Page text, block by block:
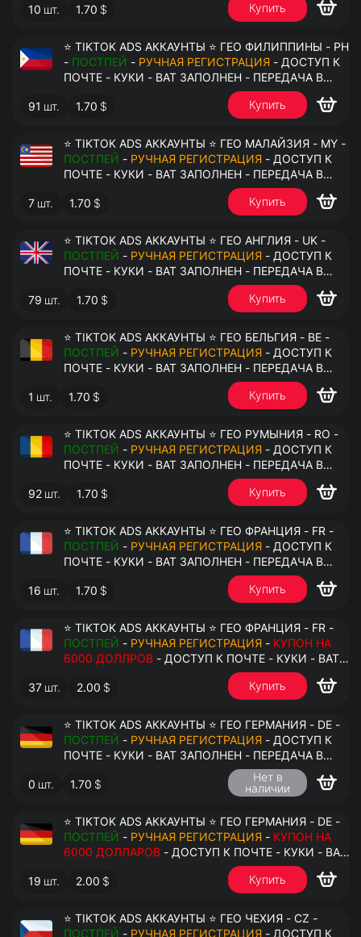
10 шт. 1.70 $ Купить
⭐ TIKTOK ADS АККАУНТЫ ⭐ ГЕО ФИЛИППИНЫ - PH
- ПОСТПЕЙ - РУЧНАЯ РЕГИСТРАЦИЯ - ДОСТУП К
ПОЧТЕ - КУКИ - ВАТ ЗАПОЛНЕН - ПЕРЕДАЧА В
91 шт. 1.70 $ Купить
⭐ TIKTOK ADS АККАУНТЫ ⭐ ГЕО МАЛАЙЗИЯ - MY -
ПОСТПЕЙ - РУЧНАЯ РЕГИСТРАЦИЯ - ДОСТУП К
ПОЧТЕ - КУКИ - ВАТ ЗАПОЛНЕН - ПЕРЕДАЧА В
7 шт. 1.70 $ Купить
⭐ TIKTOK ADS АККАУНТЫ ⭐ ГЕО АНГЛИЯ - UK -
ПОСТПЕЙ - РУЧНАЯ РЕГИСТРАЦИЯ - ДОСТУП К
ПОЧТЕ - КУКИ - ВАТ ЗАПОЛНЕН - ПЕРЕДАЧА В
79 шт. 1.70 $ Купить
⭐ TIKTOK ADS АККАУНТЫ ⭐ ГЕО БЕЛЬГИЯ - BE -
ПОСТПЕЙ - РУЧНАЯ РЕГИСТРАЦИЯ - ДОСТУП К
ПОЧТЕ - КУКИ - ВАТ ЗАПОЛНЕН - ПЕРЕДАЧА В
1 шт. 1.70 $ Купить
⭐ TIKTOK ADS АККАУНТЫ ⭐ ГЕО РУМЫНИЯ - RO -
ПОСТПЕЙ - РУЧНАЯ РЕГИСТРАЦИЯ - ДОСТУП К
ПОЧТЕ - КУКИ - ВАТ ЗАПОЛНЕН - ПЕРЕДАЧА В
92 шт. 1.70 $ Купить
⭐ TIKTOK ADS АККАУНТЫ ⭐ ГЕО ФРАНЦИЯ - FR -
ПОСТПЕЙ - РУЧНАЯ РЕГИСТРАЦИЯ
ПОЧТЕ - КУКИ - ВАТ ЗАПОЛНЕН - ПЕРЕДАЧА В
16 шт. 1.70 $ Купить
⭐ TIKTOK ADS АККАУНТЫ ⭐ ГЕО ФРАНЦИЯ - FR -
ПОСТПЕЙ - РУЧНАЯ РЕГИСТРАЦИЯ - КУПОН НА
6000 ДОЛЛРОВ - ДОСТУП К ПОЧТЕ - КУКИ - ВАТ
ЗАПОЛНЕН - ПЕРЕДАЧА В АНТИДЕТЕКТ
37 шт. 2.00 $ Купить
⭐ TIKTOK ADS АККАУНТЫ ⭐ ГЕО ГЕРМАНИЯ - DE -
ПОСТПЕЙ - РУЧНАЯ РЕГИСТРАЦИЯ - ДОСТУП К
ПОЧТЕ - КУКИ - ВАТ ЗАПОЛНЕН - ПЕРЕДАЧА В
0 шт. 1.70 $
Нет в
наличии
⭐ TIKTOK ADS АККАУНТЫ ⭐ ГЕО ГЕРМАНИЯ - DE -
ПОСТПЕЙ - РУЧНАЯ РЕГИСТРАЦИЯ - КУПОН НА
6000 ДОЛЛАРОВ - ДОСТУП К ПОЧТЕ - КУКИ - ВАТ
ЗАПОЛНЕН - ПЕРЕДАЧА В АНТИДЕТЕКТ
19 шт. 2.00 $ Купить
⭐ TIKTOK ADS АККАУНТЫ ⭐ ГЕО ЧЕХИЯ - CZ -
ПОСТПЕЙ - РУЧНАЯ РЕГИСТРАЦИЯ